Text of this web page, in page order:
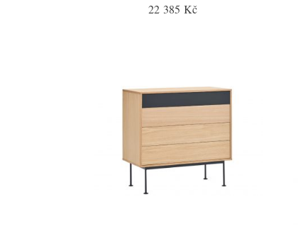
22 385 Kč